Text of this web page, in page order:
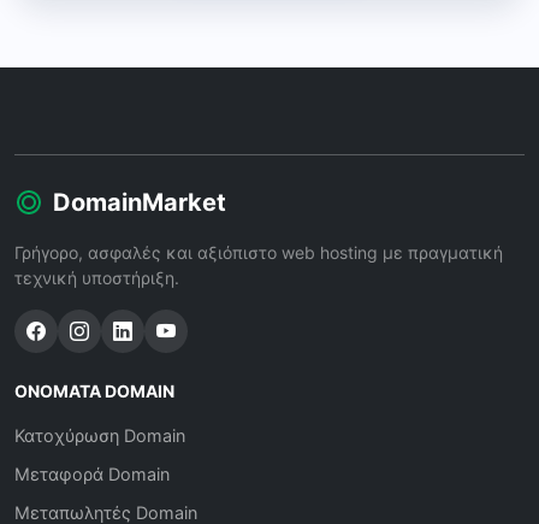
DomainMarket
Γρήγορο, ασφαλές και αξιόπιστο web hosting με πραγματική
τεχνική υποστήριξη.
ΟΝΌΜΑΤΑ DOMAIN
Κατοχύρωση Domain
Μεταφορά Domain
Μεταπωλητές Domain